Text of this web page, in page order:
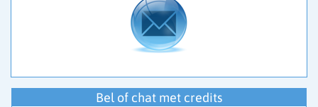
Bel of chat met credits